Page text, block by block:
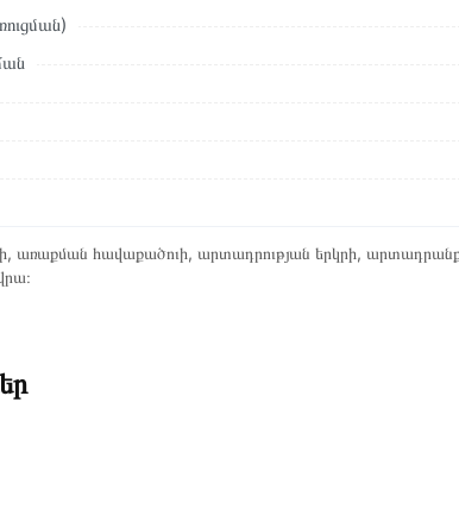
առաքման հավաքածուի, արտադրության երկրի,